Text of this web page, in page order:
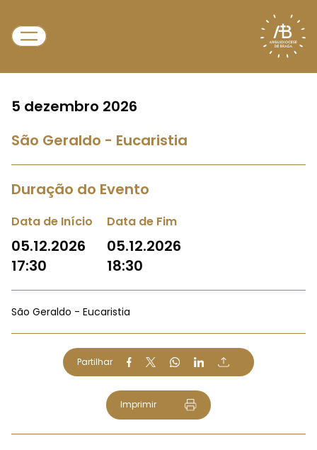
5 dezembro 2026
São Geraldo - Eucaristia
Duração do Evento
Data de Início
05.12.2026
17:30
Data de Fim
05.12.2026
18:30
São Geraldo - Eucaristia
Partilhar
Imprimir